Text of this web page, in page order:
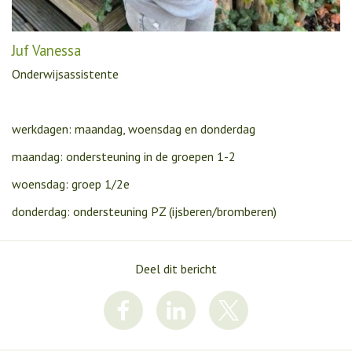
Juf Vanessa
Onderwijsassistente
werkdagen: maandag, woensdag en donderdag
maandag: ondersteuning in de groepen 1-2
woensdag: groep 1/2e
donderdag: ondersteuning PZ (ijsberen/bromberen)
Deel dit bericht